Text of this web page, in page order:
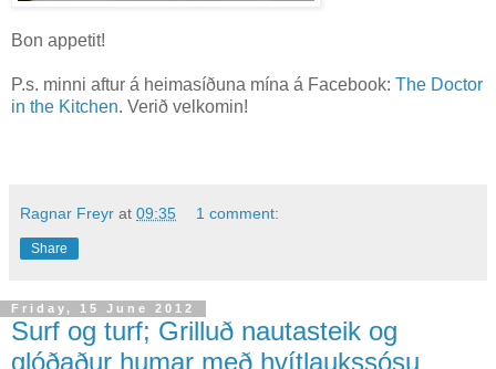
Bon appetit!
P.s. minni aftur á heimasíðuna mína á Facebook: The Doctor
in the Kitchen. Verið velkomin!
Ragnar Freyr at 09:35 1 comment:
Share
Friday, 15 June 2012
Surf og turf; Grilluð nautasteik og
glóðaður humar með hvítlaukssósu